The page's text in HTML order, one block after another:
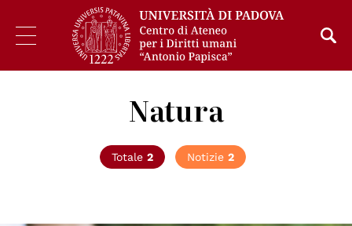
Natura
Totale 2 Notizie 2